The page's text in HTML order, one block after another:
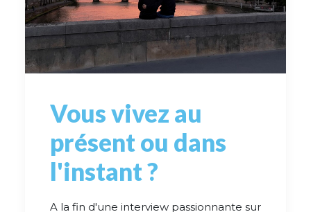
Vous vivez au
présent ou dans
l'instant ?
A la fin d'une interview passionnante sur